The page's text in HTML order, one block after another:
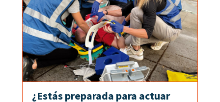
¿Estás preparada para actuar